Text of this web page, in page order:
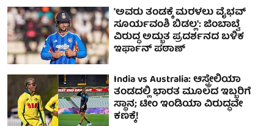
'ಅವರು ತಂಡಕ್ಕೆ ಮರಳಲು ವೈಭವ್
ಸೂರ್ಯವಂಶಿ ಬಿಡಲ್ಲ': ಜಿಂಬಾಬ್ವೆ
ವಿರುದ್ಧ ಅದ್ಭುತ ಪ್ರದರ್ಶನದ ಬಳಿಕ
ಇರ್ಫಾನ್ ಪಠಾಣ್
India vs Australia: ಆಸ್ಟ್ರೇಲಿಯಾ
ತಂಡದಲ್ಲಿ ಭಾರತ ಮೂಲದ ಇಬ್ಬರಿಗೆ
ಸ್ಥಾನ; ಟೀಂ ಇಂಡಿಯಾ ವಿರುದ್ಧವೇ
ಕಣಕ್ಕೆ!